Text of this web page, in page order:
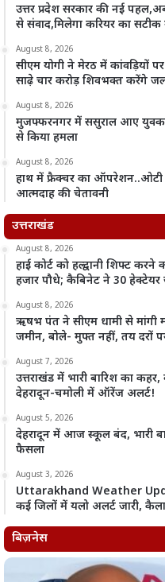
उत्तर प्रदेश सरकार की नई
से संवाद,मिलेगा करियर का सटीक
August 8, 2026
सीएम योगी ने मेरठ में कांवड़ियों
साढ़े चार करोड़ शिवभक्त करेंगे
August 8, 2026
मुजफ्फरनगर में ससुराल आए युवक
से किया हमला
August 8, 2026
हाथ में फ्रैक्चर का ऑपरेशन..ओटी
आत्मदाह की चेतावनी
उत्तराखंड
August 8, 2026
हाई कोर्ट को हल्द्वानी शिफ्ट
हजार पौधे; कैबिनेट ने 30 हेक्टेयर
August 8, 2026
ऋषभ पंत ने सीएम धामी से मांगी
जमीन, बोले- मुफ्त नहीं, तय दरों
August 7, 2026
उत्तराखंड में भारी बारिश का कहर,
देहरादून-चमोली में ऑरेंज अलर्ट!
August 5, 2026
देहरादून में आज स्कूल बंद, भारी
फैसला
August 3, 2026
Uttarakhand Weather
कई जिलों में यलो अलर्ट जारी,
बिज़नेस